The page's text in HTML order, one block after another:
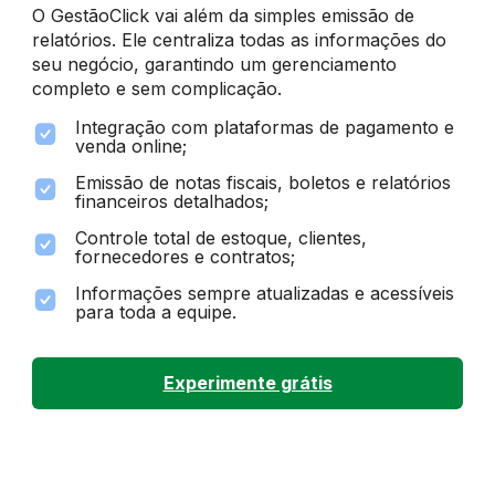
O GestãoClick vai além da simples emissão de
relatórios. Ele centraliza todas as informações do
seu negócio, garantindo um gerenciamento
completo e sem complicação.
Integração com plataformas de pagamento e
venda online;
Emissão de notas fiscais, boletos e relatórios
financeiros detalhados;
Controle total de estoque, clientes,
fornecedores e contratos;
Informações sempre atualizadas e acessíveis
para toda a equipe.
Experimente grátis